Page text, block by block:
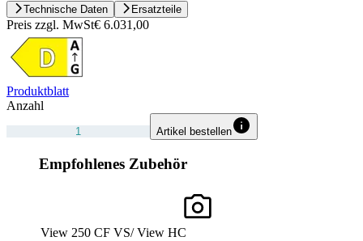
Technische Daten Ersatzteile
Preis zzgl. MwSt€ 6.031,00
Produktblatt
Anzahl
Artikel bestellen
Empfohlenes Zubehör
View 250 CF VS/ View HC